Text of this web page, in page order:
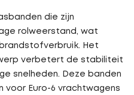
die zijn
rolweerstand, wat
Het
verbetert de stabiliteit
snelheden. Deze banden
voor Euro-6 vrachtwagens